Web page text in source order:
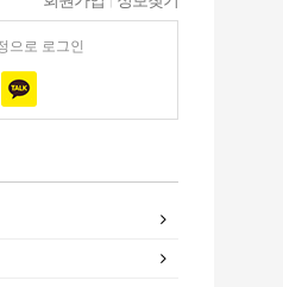
으로 로그인